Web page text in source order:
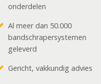
onderdelen
Al meer dan 50.000
bandschrapersystemen
geleverd
Gericht, vakkundig advies